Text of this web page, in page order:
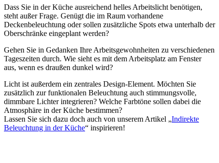
Dass Sie in der Küche ausreichend helles Arbeitslicht benötigen,
steht außer Frage. Genügt die im Raum vorhandene
Deckenbeleuchtung oder sollen zusätzliche Spots etwa unterhalb der
Oberschränke eingeplant werden?
Gehen Sie in Gedanken Ihre Arbeitsgewohnheiten zu verschiedenen
Tageszeiten durch. Wie sieht es mit dem Arbeitsplatz am Fenster
aus, wenn es draußen dunkel wird?
Licht ist außerdem ein zentrales Design-Element. Möchten Sie
zusätzlich zur funktionalen Beleuchtung auch stimmungsvolle,
dimmbare Lichter integrieren? Welche Farbtöne sollen dabei die
Atmosphäre in der Küche bestimmen?
Lassen Sie sich dazu doch auch von unserem Artikel „Indirekte
Beleuchtung in der Küche“ inspirieren!